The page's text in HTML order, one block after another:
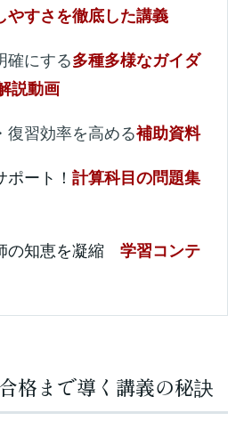
やすさを徹底した講義
確にする多種多様なガイダ
説動画
復習効率を高める補助資料
ート！ 計算科目の問題集
の知恵を凝縮 学習コンテ
格まで導く講義の秘訣